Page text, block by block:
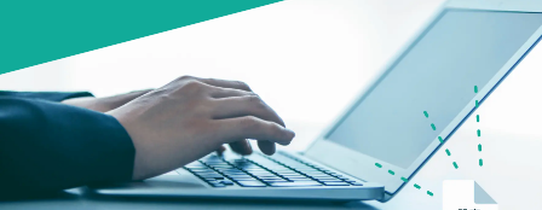
5つの導入メリット・特徴